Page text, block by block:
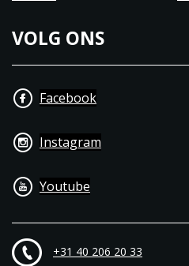
VOLG ONS
Facebook
Instagram
Youtube
+31 40 206 20 33